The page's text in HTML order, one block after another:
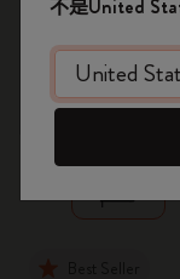
不是United